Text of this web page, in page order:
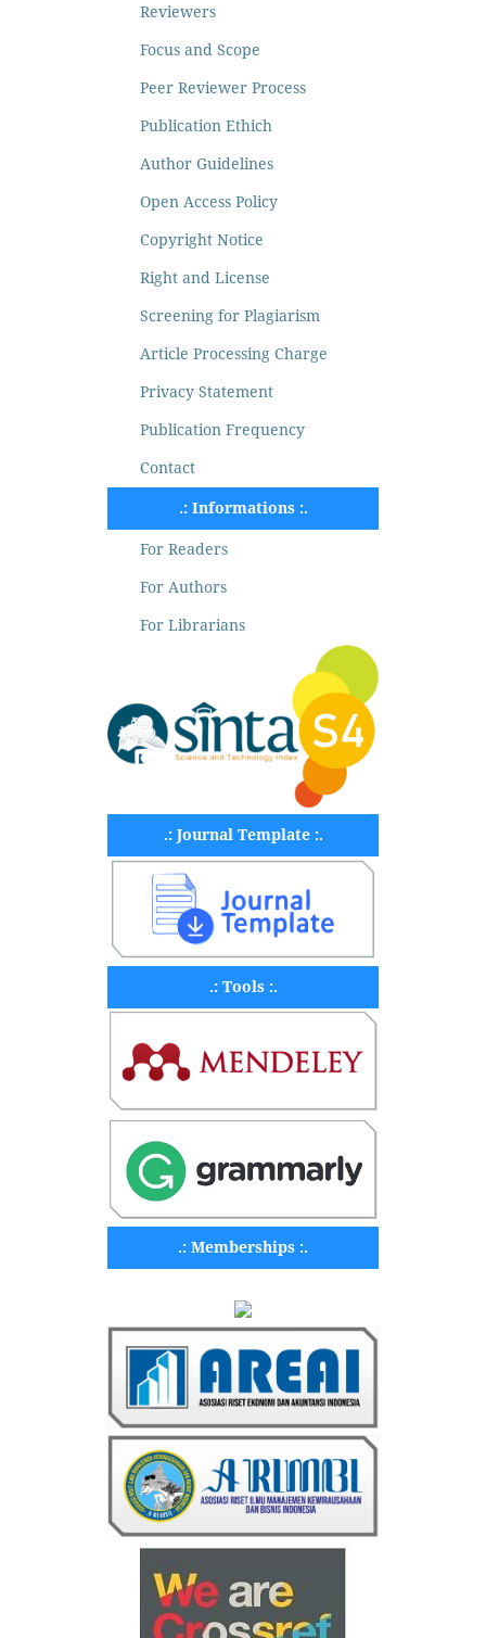
Reviewers
Focus and Scope
Peer Reviewer Process
Publication Ethich
Author Guidelines
Open Access Policy
Copyright Notice
Right and License
Screening for Plagiarism
Article Processing Charge
Privacy Statement
Publication Frequency
Contact
.: Informations :.
For Readers
For Authors
For Librarians
.: Journal Template :.
.: Tools :.
.: Memberships :.